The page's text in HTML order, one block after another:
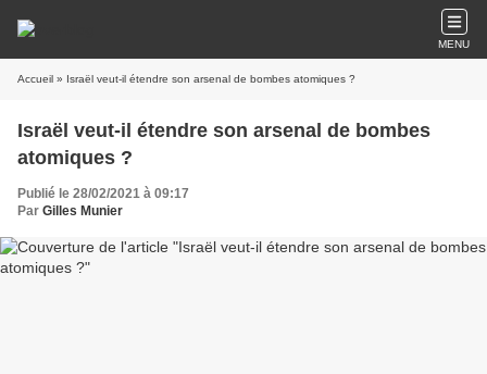
MENU
Accueil » Israël veut-il étendre son arsenal de bombes atomiques ?
Israël veut-il étendre son arsenal de bombes
atomiques ?
Publié le 28/02/2021 à 09:17
Par Gilles Munier